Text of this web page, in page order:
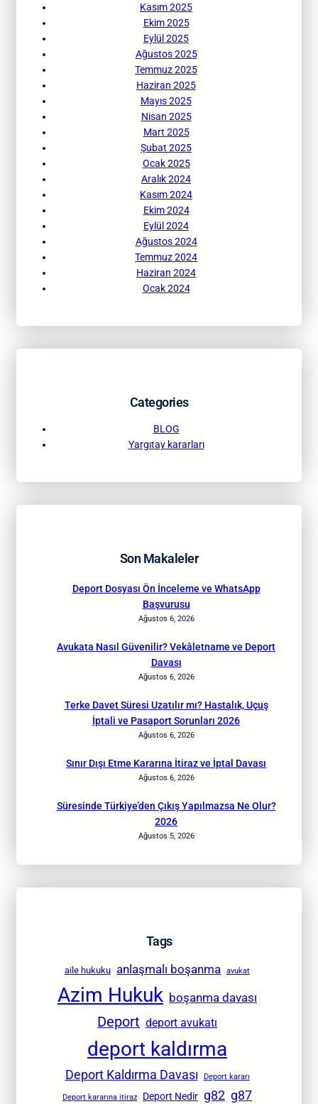
Kasım 2025
Ekim 2025
Eylül 2025
Ağustos 2025
Temmuz 2025
Haziran 2025
Mayıs 2025
Nisan 2025
Mart 2025
Şubat 2025
Ocak 2025
Aralık 2024
Kasım 2024
Ekim 2024
Eylül 2024
Ağustos 2024
Temmuz 2024
Haziran 2024
Ocak 2024
Categories
BLOG
Yargıtay kararları
Son Makaleler
Deport Dosyası Ön İnceleme ve WhatsApp
Başvurusu
Ağustos 6, 2026
Avukata Nasıl Güvenilir? Vekâletname ve Deport
Davası
Ağustos 6, 2026
Terke Davet Süresi Uzatılır mı? Hastalık, Uçuş
İptali ve Pasaport Sorunları 2026
Ağustos 6, 2026
Sınır Dışı Etme Kararına İtiraz ve İptal Davası
Ağustos 6, 2026
Süresinde Türkiye’den Çıkış Yapılmazsa Ne Olur?
2026
Ağustos 5, 2026
Tags
aile hukuku anlaşmalı boşanma avukat
Azim Hukuk boşanma davası
Deport deport avukatı
deport kaldırma
Deport Kaldırma Davası Deport kararı
Deport kararına itiraz Deport Nedir g82 g87